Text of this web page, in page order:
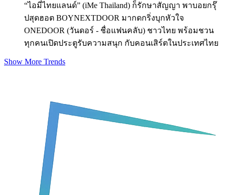
“ไอมี่ไทยแลนด์” (iMe Thailand) ก็รักษาสัญญา พาบอยกรุ๊
ปสุดฮอต BOYNEXTDOOR มากดกริ่งบุกหัวใจ
ONEDOOR (วันดอร์ - ชื่อแฟนคลับ) ชาวไทย พร้อมชวน
ทุกคนเปิดประตูรับความสนุก กับคอนเสิร์ตในประเทศไทย
Show More Trends